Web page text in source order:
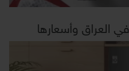
العراق وأسعارها